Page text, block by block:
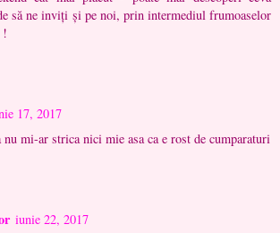
să ne inviţi şi pe noi, prin intermediul frumoaselor
!
17, 2017
nu mi-ar strica nici mie asa ca e rost de cumparaturi
iunie 22, 2017